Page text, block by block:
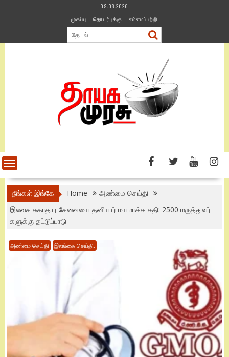
09.08.2026
முகப்பு
தொடர்புக்கு எம்மைப்பற்றி
நீங்கள் இங்கே Home
அண்மை செய்தி
இலவச சுகாதார சேவையை தனியார் மயமாக்க சதி: 2500 மருத்துவர்
களுக்கு தட்டுப்பாடு
அண்மை செய்தி இலங்கை செய்தி.